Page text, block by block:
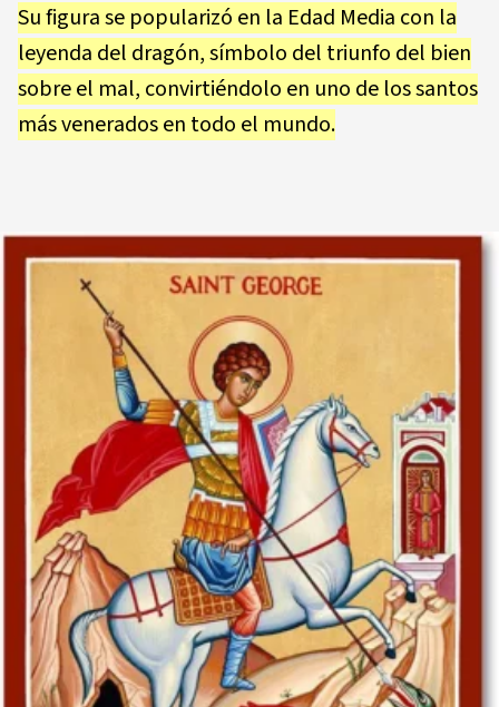
Su figura se popularizó en la Edad Media con la
leyenda del dragón, símbolo del triunfo del bien
sobre el mal, convirtiéndolo en uno de los santos
más venerados en todo el mundo.